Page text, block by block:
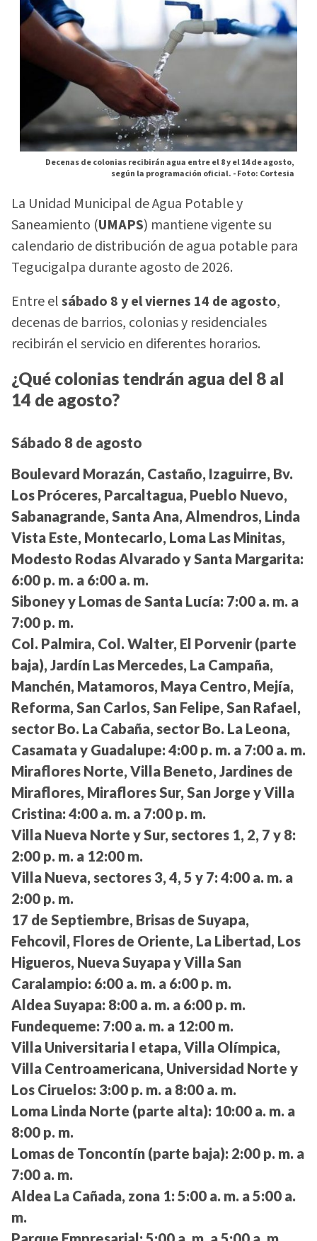
Decenas de colonias recibirán agua entre el 8 y el 14 de agosto,
según la programación oficial. -Foto: Cortesia
La Unidad Municipal de Agua Potable y
Saneamiento (UMAPS) mantiene vigente su
calendario de distribución de agua potable para
Tegucigalpa durante agosto de 2026.
Entre elsábado 8 y el viernes 14 de agosto,
decenas de barrios, colonias y residenciales
recibirán el servicio en diferentes horarios.
¿Qué colonias tendrán agua del 8 al
14 de agosto?
Sábado 8 de agosto
Boulevard Morazán, Castaño, Izaguirre, Bv.
Los Próceres, Parcaltagua, Pueblo Nuevo,
Sabanagrande, Santa Ana, Almendros, Linda
Vista Este, Montecarlo, Loma Las Minitas,
Modesto Rodas Alvarado y Santa Margarita:
6:00 p. m. a 6:00 a. m.
Siboney y Lomas de Santa Lucía: 7:00 a. m. a
7:00 p. m.
Col. Palmira, Col. Walter, El Porvenir (parte
baja), Jardín Las Mercedes, La Campaña,
Manchén, Matamoros, Maya Centro, Mejía,
Reforma, San Carlos, San Felipe, San Rafael,
sector Bo. La Cabaña, sector Bo. La Leona,
Casamata y Guadalupe: 4:00 p. m. a 7:00 a. m.
Miraflores Norte, Villa Beneto, Jardines de
Miraflores, Miraflores Sur, San Jorge y Villa
Cristina: 4:00 a. m. a 7:00 p. m.
Villa Nueva Norte y Sur, sectores 1, 2, 7 y 8:
2:00 p. m. a 12:00 m.
Villa Nueva, sectores 3, 4, 5 y 7: 4:00 a. m. a
2:00 p. m.
17 de Septiembre, Brisas de Suyapa,
Fehcovil, Flores de Oriente, La Libertad, Los
Higueros, Nueva Suyapa y Villa San
Caralampio: 6:00 a. m. a 6:00 p. m.
Aldea Suyapa: 8:00 a. m. a 6:00 p. m.
Fundequeme: 7:00 a. m. a 12:00 m.
Villa Universitaria I etapa, Villa Olímpica,
Villa Centroamericana, Universidad Norte y
Los Ciruelos: 3:00 p. m. a 8:00 a. m.
Loma Linda Norte (parte alta): 10:00 a. m. a
8:00 p. m.
Lomas de Toncontín (parte baja): 2:00 p. m. a
7:00 a. m.
Aldea La Cañada, zona 1: 5:00 a. m. a 5:00 a.
m.